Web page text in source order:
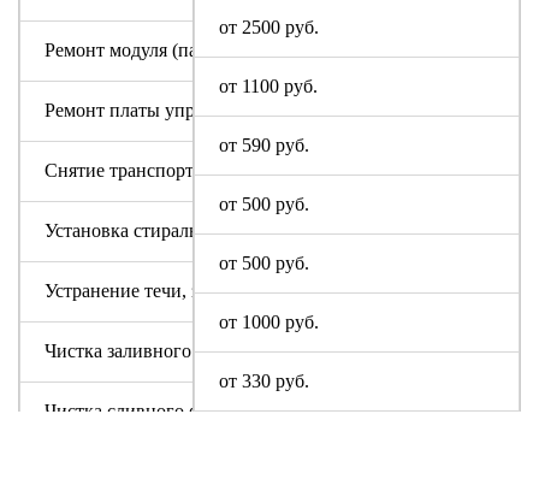
от 2500 руб.
от 1100 руб.
от 590 руб.
от 500 руб.
от 500 руб.
от 1000 руб.
от 330 руб.
Ремонт модуля (пайка, замена радиодеталей)
Ремонт платы управления или индикации
Снятие транспортировочных болтов
Установка стиральной машины
Устранение течи, засора
Чистка заливного фильтра
Чистка сливного фильтра